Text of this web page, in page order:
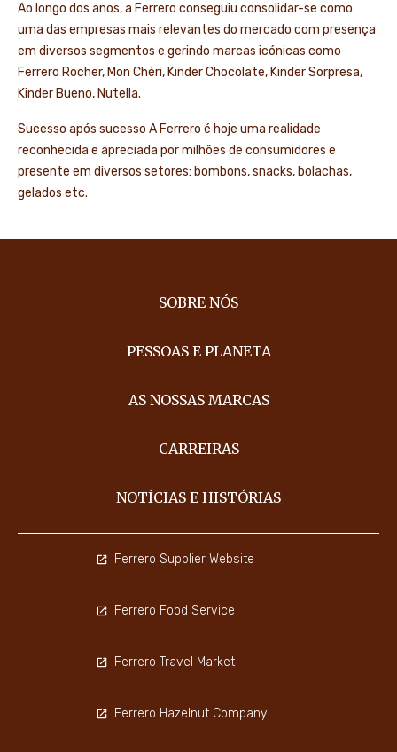
Ao longo dos anos, a Ferrero conseguiu consolidar-se como
uma das empresas mais relevantes do mercado com presença
em diversos segmentos e gerindo marcas icónicas como
Ferrero Rocher, Mon Chéri, Kinder Chocolate, Kinder Sorpresa,
Kinder Bueno, Nutella.
Sucesso após sucesso A Ferrero é hoje uma realidade
reconhecida e apreciada por milhões de consumidores e
presente em diversos setores: bombons, snacks, bolachas,
gelados etc.
SOBRE NÓS
PESSOAS E PLANETA
AS NOSSAS MARCAS
CARREIRAS
NOTÍCIAS E HISTÓRIAS
Ferrero Supplier Website
Ferrero Food Service
Ferrero Travel Market
Ferrero Hazelnut Company